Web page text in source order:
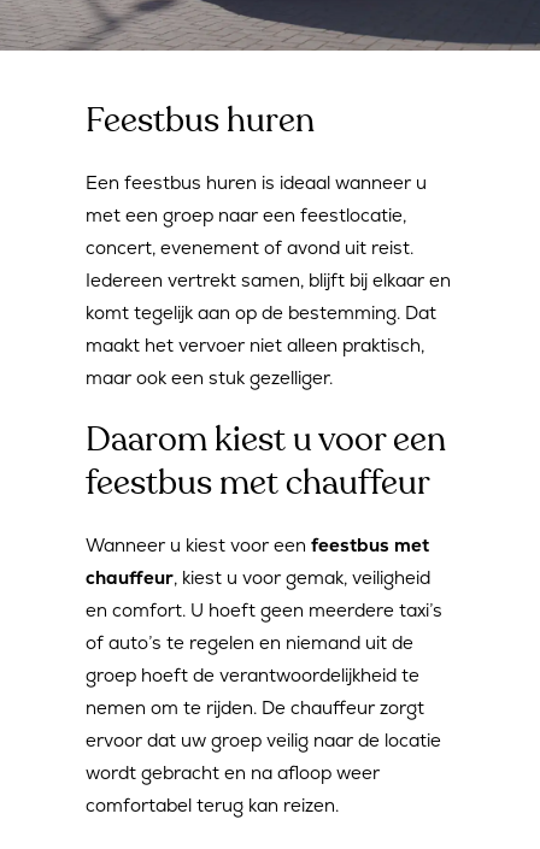
Feestbus huren
Een feestbus huren is ideaal wanneer u
met een groep naar een feestlocatie,
concert, evenement of avond uit reist.
Iedereen vertrekt samen, blijft bij elkaar en
komt tegelijk aan op de bestemming. Dat
maakt het vervoer niet alleen praktisch,
maar ook een stuk gezelliger.
Daarom kiest u voor een
feestbus met chauffeur
Wanneer u kiest voor een feestbus met
chauffeur, kiest u voor gemak, veiligheid
en comfort. U hoeft geen meerdere taxi’s
of auto’s te regelen en niemand uit de
groep hoeft de verantwoordelijkheid te
nemen om te rijden. De chauffeur zorgt
ervoor dat uw groep veilig naar de locatie
wordt gebracht en na afloop weer
comfortabel terug kan reizen.